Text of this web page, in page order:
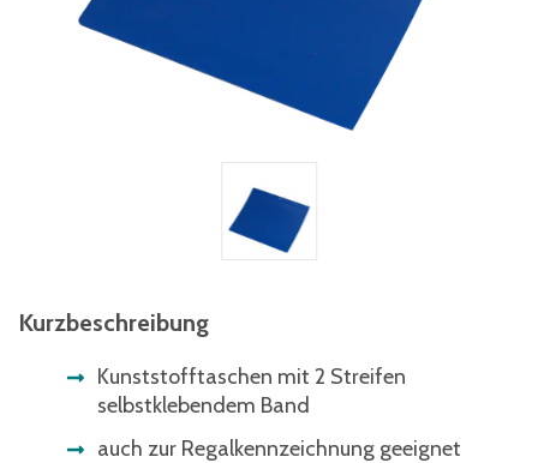
Kurzbeschreibung
Kunststofftaschen mit 2 Streifen
selbstklebendem Band
auch zur Regalkennzeichnung geeignet